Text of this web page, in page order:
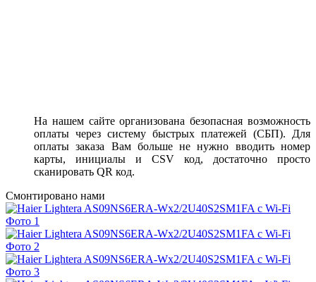
На нашем сайте организована безопасная возможность
оплаты через систему быстрых платежей (СБП). Для
оплаты заказа Вам больше не нужно вводить номер
карты, инициалы и CSV код, достаточно просто
сканировать QR код.
Смонтировано нами